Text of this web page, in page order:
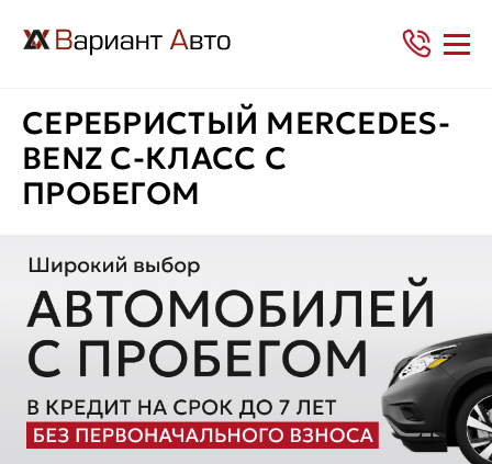
СЕРЕБРИСТЫЙ MERCEDES-
BENZ C-КЛАСС С
ПРОБЕГОМ